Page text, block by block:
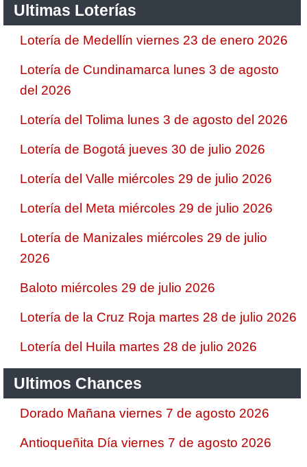
Ultimas Loterías
Lotería de Medellín viernes 23 de enero 2026
Lotería de Cundinamarca lunes 3 de agosto
del 2026
Lotería del Tolima lunes 3 de agosto del 2026
Lotería de Bogotá jueves 30 de julio 2026
Lotería del Valle miércoles 29 de julio 2026
Lotería del Meta miércoles 29 de julio 2026
Lotería de Manizales miércoles 29 de julio
2026
Baloto miércoles 29 de julio 2026
Lotería de la Cruz Roja martes 28 de julio 2026
Lotería del Huila martes 28 de julio 2026
Ultimos Chances
Dorado Mañana viernes 7 de agosto 2026
Antioqueñita Día viernes 7 de agosto 2026